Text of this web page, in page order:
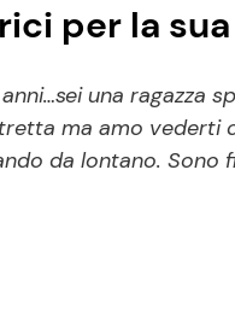
per la
una ragazza
ma amo vederti
da lontano. Sono